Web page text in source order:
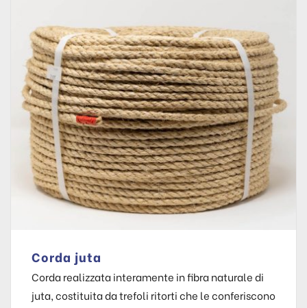
Corda juta
Corda realizzata interamente in fibra naturale di
juta, costituita da trefoli ritorti che le conferiscono